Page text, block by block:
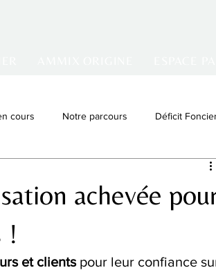
cours Notre parcours Déficit
achevée
!
et clients pour leur confiance